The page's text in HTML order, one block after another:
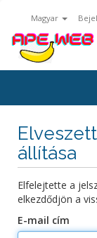
Magyar
állítása
Elfelejtette a
elkezdődjön a
E-mail cím